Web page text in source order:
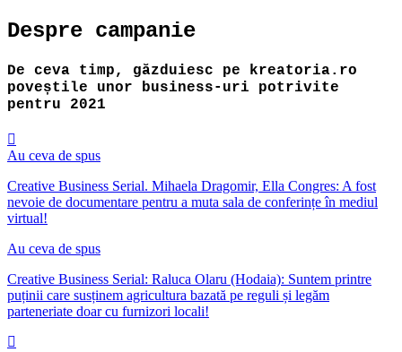
Despre campanie
De ceva timp, găzduiesc pe kreatoria.ro
poveștile unor business-uri potrivite
pentru 2021
Au ceva de spus
Creative Business Serial. Mihaela Dragomir, Ella Congres: A fost
nevoie de documentare pentru a muta sala de conferințe în mediul
virtual!
Au ceva de spus
Creative Business Serial: Raluca Olaru (Hodaia): Suntem printre
puținii care susținem agricultura bazată pe reguli și legăm
parteneriate doar cu furnizori locali!